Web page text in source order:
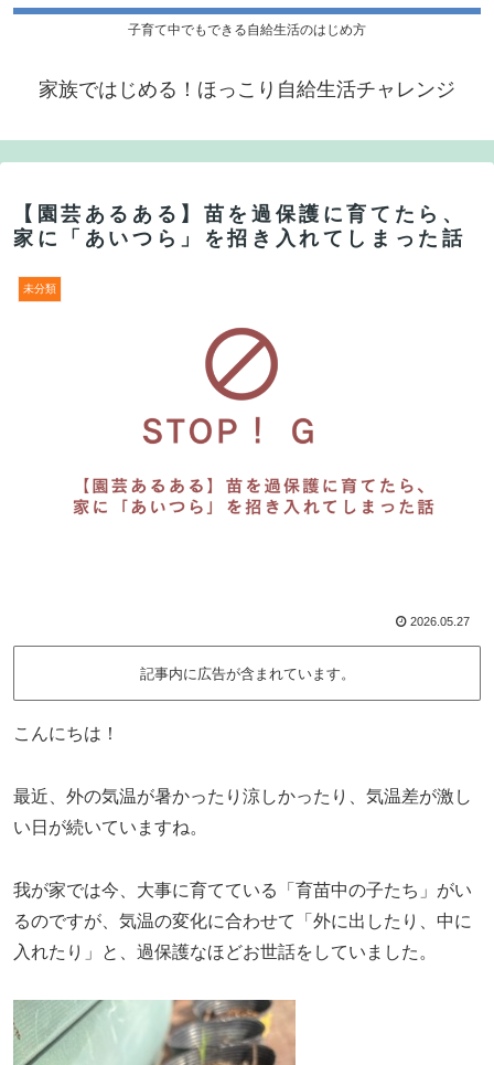
子育て中でもできる自給生活のはじめ方
家族ではじめる！ほっこり自給生活チャレンジ
【園芸あるある】苗を過保護に育てたら、
家に「あいつら」を招き入れてしまった話
未分類
2026.05.27
記事内に広告が含まれています。
こんにちは！
最近、外の気温が暑かったり涼しかったり、気温差が激し
い日が続いていますね。
我が家では今、大事に育てている「育苗中の子たち」がい
るのですが、気温の変化に合わせて「外に出したり、中に
入れたり」と、過保護なほどお世話をしていました。